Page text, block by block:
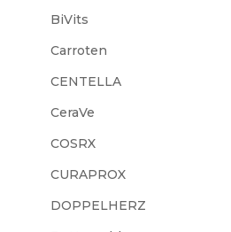
BiVits
Carroten
CENTELLA
CeraVe
COSRX
CURAPROX
DOPPELHERZ